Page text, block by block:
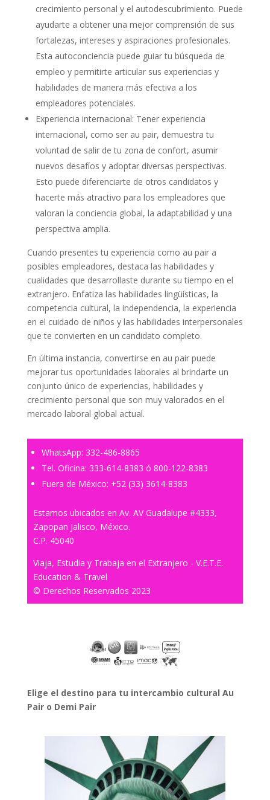
crecimiento personal y el autodescubrimiento. Puede
ayudarte a obtener una mejor comprensión de sus
fortalezas, intereses y aspiraciones profesionales.
Esta autoconciencia puede guiar tu búsqueda de
empleo y permitirte articular sus experiencias y
habilidades de manera más efectiva a los
empleadores potenciales.
Experiencia internacional: Tener experiencia
internacional, como ser au pair, demuestra tu
voluntad de salir de tu zona de confort, asumir
nuevos desafíos y adoptar diversas perspectivas.
Esto puede diferenciarte de otros candidatos y
hacerte más atractivo para los empleadores que
valoran la conciencia global, la adaptabilidad y una
perspectiva amplia.
Cuando presentes tu experiencia como au pair a
posibles empleadores, destaca las habilidades y
cualidades que desarrollaste durante su tiempo en el
extranjero. Enfatiza las habilidades lingüísticas, la
competencia cultural, la independencia, la experiencia
en el cuidado de niños y las habilidades interpersonales
que te convierten en un candidato completo.
En última instancia, convertirse en au pair puede
mejorar tus oportunidades laborales al brindarte un
conjunto único de experiencias, habilidades y
crecimiento personal que son muy valorados en el
mercado laboral global actual.
WhatsApp: 332-486-8865
Tel. Oficina: 333-614-8383 ó 800-122-8383
Fuera de México: +52 (33) 3614-8383
Estamos ubicados en Av. AV Guadalupe #4333,
Zapopan Jalisco, México.
C.P. 45040
Viaja, Estudia y Trabaja en el Extranjero - V.E.T.E.
Education & Travel
© Derechos Reservados 2023
Elige el destino para tu intercambio cultural Au
Pair o Demi Pair